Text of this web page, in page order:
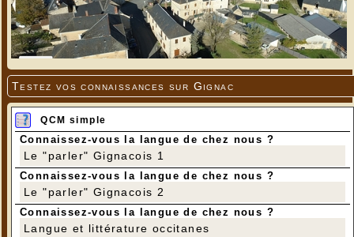
Testez vos connaissances sur Gignac
QCM simple
Connaissez-vous la langue de chez nous ?
Le "parler" Gignacois 1
Connaissez-vous la langue de chez nous ?
Le "parler" Gignacois 2
Connaissez-vous la langue de chez nous ?
Langue et littérature occitanes